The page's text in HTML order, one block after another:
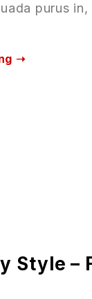
purus in,
➝
Style –